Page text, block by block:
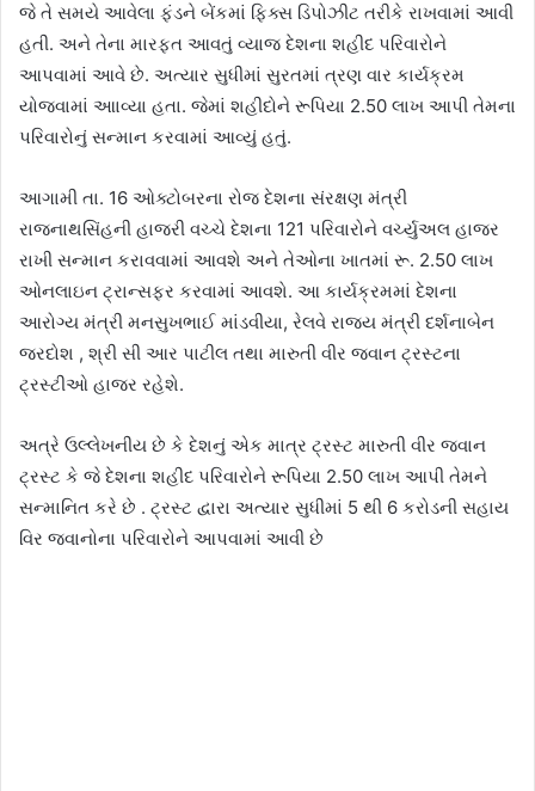
જે તે સમયે આવેલા ફંડને બેંકમાં ફિક્સ ડિપોઝીટ તરીકે રાખવામાં આવી
હતી. અને તેના મારફત આવતું વ્યાજ દેશના શહીદ પરિવારોને
આપવામાં આવે છે. અત્યાર સુધીમાં સુરતમાં ત્રણ વાર કાર્યક્રમ
યોજવામાં આાવ્યા હતા. જેમાં શહીદોને રૂપિયા 2.50 લાખ આપી તેમના
પરિવારોનું સન્માન કરવામાં આવ્યું હતું.
આગામી તા. 16 ઓક્ટોબરના રોજ દેશના સંરક્ષણ મંત્રી
રાજનાથસિંહની હાજરી વચ્ચે દેશના 121 પરિવારોને વર્ચ્યુઅલ હાજર
રાખી સન્માન કરાવવામાં આવશે અને તેઓના ખાતમાં રૂ. 2.50 લાખ
ઓનલાઇન ટ્રાન્સફર કરવામાં આવશે. આ કાર્યક્રમમાં દેશના
આરોગ્ય મંત્રી મનસુખભાઈ માંડવીયા, રેલવે રાજ્ય મંત્રી દર્શનાબેન
જરદોશ , શ્રી સી આર પાટીલ તથા મારુતી વીર જવાન ટ્રસ્ટના
ટ્રસ્ટીઓ હાજર રહેશે.
અત્રે ઉલ્લેખનીય છે કે દેશનું એક માત્ર ટ્રસ્ટ મારુતી વીર જવાન
ટ્રસ્ટ કે જે દેશના શહીદ પરિવારોને રૂપિયા 2.50 લાખ આપી તેમને
સન્માનિત કરે છે . ટ્રસ્ટ દ્વારા અત્યાર સુધીમાં 5 થી 6 કરોડની સહાય
વિર જવાનોના પરિવારોને આપવામાં આવી છે